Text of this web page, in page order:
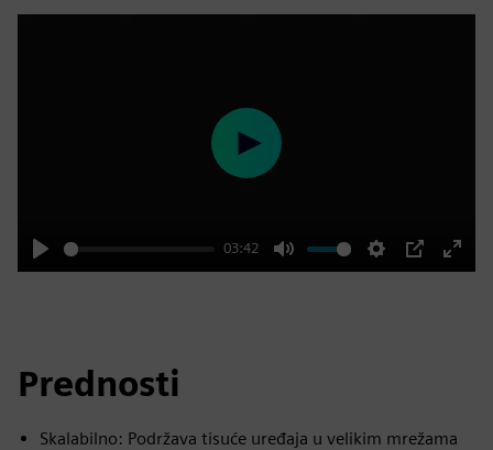
Play
03:42
Mute Settings
PIP
Enter
Play
Prednosti
Skalabilno: Podržava tisuće uređaja u velikim mrežama